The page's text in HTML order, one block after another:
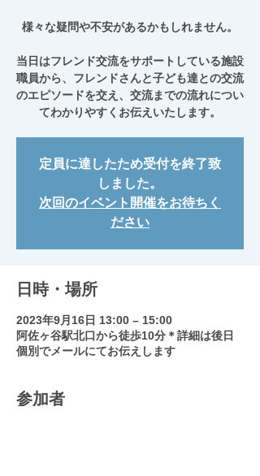
様々な疑問や不安があるかもしれません。
当日はフレンド交流をサポートしている施設
職員から、フレンドさんと子ども達との交流
のエピソードを交え、交流までの流れについ
てわかりやすくお伝えいたします。
定員に達したため受付を終了致
しました。
次回のイベント開催をお待ちく
ださい
日時・場所
2023年9月16日 13:00 – 15:00
阿佐ヶ谷駅北口から徒歩10分＊詳細は後日
個別でメールにてお伝えします
参加者